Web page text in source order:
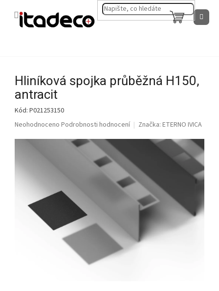
NÁKUPNÍ
KOŠÍK
Hliníková spojka průběžná H150,
antracit
Kód: P021253150
Průměrné
Neohodnoceno Podrobnosti hodnocení Značka: ETERNO IVICA